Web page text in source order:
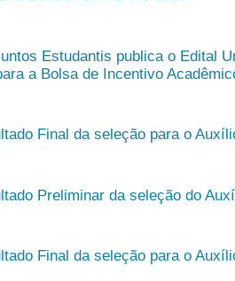
Estudantis publica o Edital
a Bolsa de Incentivo
Final da seleção para o
Preliminar da seleção do
Final da seleção para o